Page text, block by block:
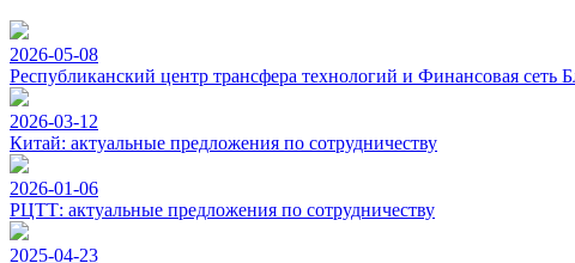
2026-05-08
Республиканский центр трансфера технологий и Финансовая
2026-03-12
Китай: актуальные предложения по сотрудничеству
2026-01-06
РЦТТ: актуальные предложения по сотрудничеству
2025-04-23